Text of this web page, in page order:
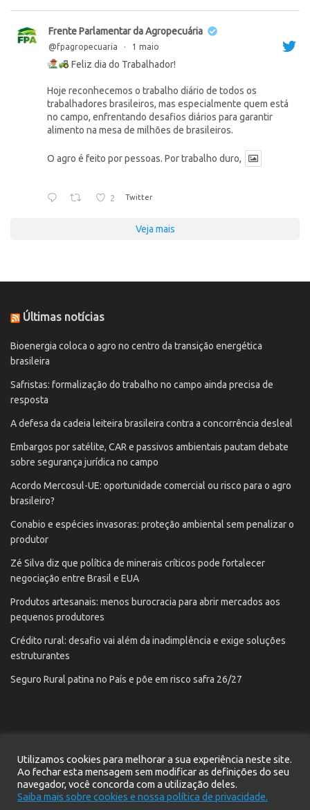
Frente Parlamentar da Agropecuária
@fpagropecuaria · 1 maio
Feliz dia do Trabalhador!
Hoje reconhecemos o trabalho diário de todos os
trabalhadores brasileiros, mas especialmente quem está
no campo, enfrentando desafios diários para garantir
alimento na mesa de milhões de brasileiros.
O agro é feito por pessoas. Por trabalho duro,
2 Twitter
Veja mais
Últimas notícias
Bioenergia coloca o agro no centro da transição energética
brasileira
Safristas: formalização do trabalho no campo ainda precisa de
resposta
A defesa da cadeia leiteira brasileira contra a concorrência desleal
Embargos por satélite, CAR e passivos ambientais pautam debate
sobre segurança jurídica no campo
Acordo Mercosul-UE: oportunidade comercial ou risco para o agro
brasileiro?
Conabio e espécies invasoras: proteção ambiental sem penalizar o
produtor
Zé Silva diz que política de minerais críticos pode fortalecer
negociação entre Brasil e EUA
Produtos artesanais: menos burocracia para abrir mercados aos
pequenos produtores
Crédito rural: desafio vai além da inadimplência e exige soluções
estruturantes
Seguro Rural patina no País e põe em risco safra 26/27
Início Notícias Contato
Cadastre seu e-mail
Política de privacidade
Utilizamos cookies para melhorar a sua experiência neste site.
Ao fechar esta mensagem sem modificar as definições do seu
navegador, você concorda com a utilização deles.
Saiba mais sobre cookies e nossa política de privacidade.